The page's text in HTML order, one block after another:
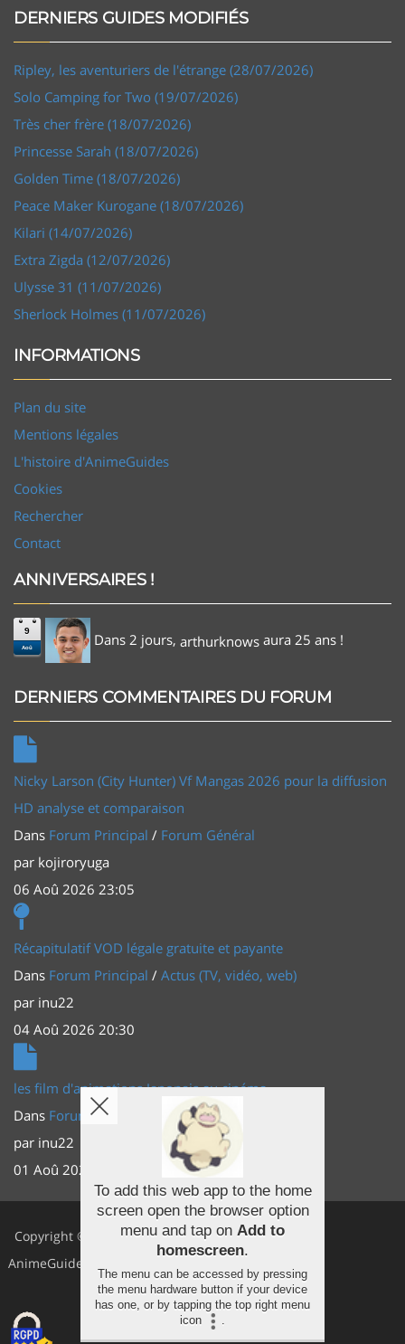
DERNIERS GUIDES MODIFIÉS
Ripley, les aventuriers de l'étrange (28/07/2026)
Solo Camping for Two (19/07/2026)
Très cher frère (18/07/2026)
Princesse Sarah (18/07/2026)
Golden Time (18/07/2026)
Peace Maker Kurogane (18/07/2026)
Kilari (14/07/2026)
Extra Zigda (12/07/2026)
Ulysse 31 (11/07/2026)
Sherlock Holmes (11/07/2026)
INFORMATIONS
Plan du site
Mentions légales
L'histoire d'AnimeGuides
Cookies
Rechercher
Contact
ANNIVERSAIRES !
9
Aoû Dans 2 jours, arthurknows aura 25 ans !
DERNIERS COMMENTAIRES DU FORUM
Nicky Larson (City Hunter) Vf Mangas 2026 pour la diffusion
HD analyse et comparaison
Dans Forum Principal / Forum Général
par kojiroryuga
06 Aoû 2026 23:05
Récapitulatif VOD légale gratuite et payante
Dans Forum Principal / Actus (TV, vidéo, web)
par inu22
04 Aoû 2026 20:30
les film d'animations Japonais au cinéma
Dans Forum Principal
Actus (TV, vidéo, web)
par inu22
01 Aoû 2026 20:56
Copyright ©
AnimeGuides
Facebook
Youtube
Twitter
To add this web app to the home
screen open the browser option
menu and tap on Add to
homescreen.
The menu can be accessed by pressing
the menu hardware button if your device
has one, or by tapping the top right menu
icon
.